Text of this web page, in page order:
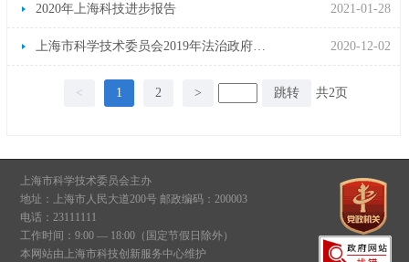
2021-01-28
2020年上海科技进步报告
2020-12-02
上海市科学技术委员会2019年法治政府建设年度报告
< 1 2 > 跳转 共2页
上海市科学技术委员会主办
地址：上海市人民大道200号 邮政编码：200003
电话：23111111
工作时间：9:00 — 18:00（国定节假日除外）
本网站由上海市科技创新服务中心维护